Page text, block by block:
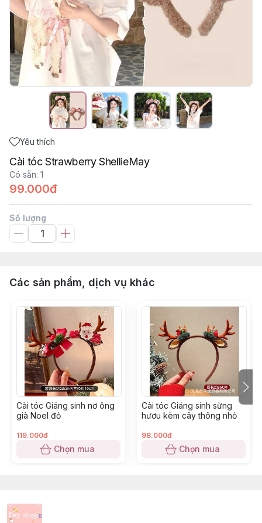
Yêu thích
Cài tóc Strawberry ShellieMay
Có sẵn: 1
99.000đ
Số lượng
Các sản phẩm, dịch vụ khác
Cài tóc Giáng sinh nơ ông
già Noel đỏ
119.000đ
Chọn mua
Cài tóc Giáng sinh sừng
hươu kèm cây thông nhỏ
98.000đ
Chọn mua